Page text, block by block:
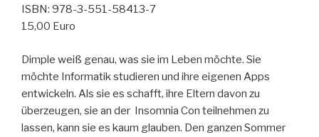
ISBN: 978-3-551-58413-7
15,00 Euro
Dimple weiß genau, was sie im Leben möchte. Sie
möchte Informatik studieren und ihre eigenen Apps
entwickeln. Als sie es schafft, ihre Eltern davon zu
überzeugen, sie an der Insomnia Con teilnehmen zu
lassen, kann sie es kaum glauben. Den ganzen Sommer